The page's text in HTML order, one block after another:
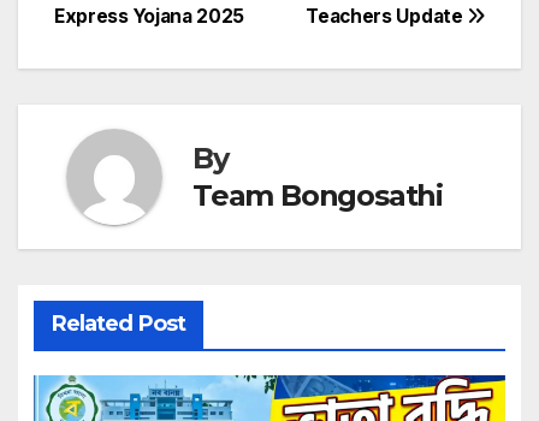
Teachers Update
Express Yojana 2025
By
Team Bongosathi
Related Post